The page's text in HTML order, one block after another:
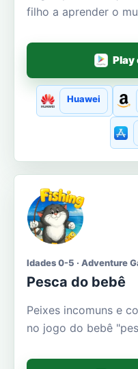
filho a aprender o
Play
Huawei
Idades 0-5 · Adventure
Pesca do bebê
Peixes incomuns e
no jogo do bebê